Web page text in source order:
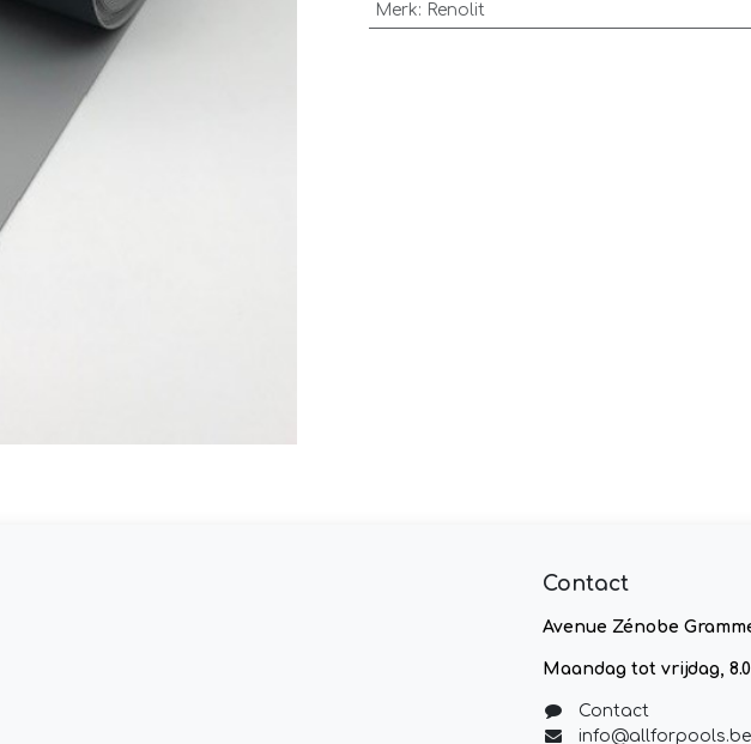
Merk: Renolit
Contact
Avenue Zénobe
Maandag tot vrijdag,
Contact
info@allforpools.be